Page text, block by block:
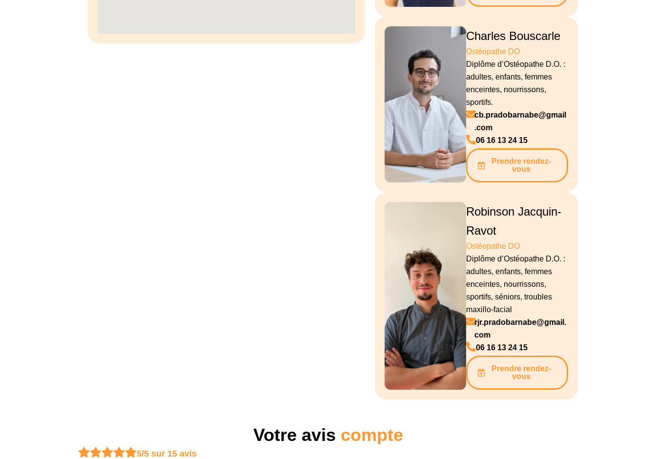
Charles Bouscarle
Ostéopathe DO
Diplôme d’Ostéopathe D.O. :
adultes, enfants, femmes
enceintes, nourrissons,
sportifs.
cb.pradobarnabe@gmail
.com
06 16 13 24 15
Prendre rendez-
vous
Robinson Jacquin-
Ravot
Ostéopathe DO
Diplôme d’Ostéopathe D.O. :
adultes, enfants, femmes
enceintes, nourrissons,
sportifs, séniors, troubles
maxillo-facial
rjr.pradobarnabe@gmail.
com
06 16 13 24 15
Prendre rendez-
vous
Votre avis compte
5/5 sur 15 avis